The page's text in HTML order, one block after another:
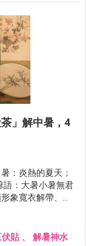
」解中暑，4
：炎熱的夏天；
語：大暑小暑無君
象寬衣解帶、袒
伏貼、 解暑神水